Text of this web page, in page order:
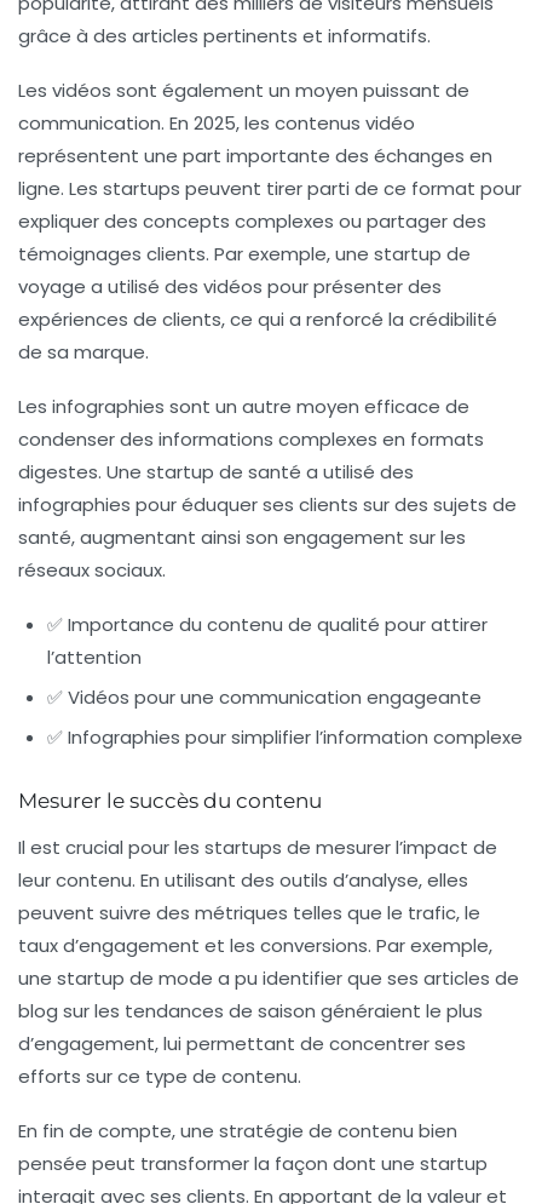
grâce à des articles pertinents et informatifs.
Les vidéos sont également un moyen puissant de
communication. En 2025, les contenus vidéo
représentent une part importante des échanges en
ligne. Les startups peuvent tirer parti de ce format pour
expliquer des concepts complexes ou partager des
témoignages clients. Par exemple, une startup de
voyage a utilisé des vidéos pour présenter des
expériences de clients, ce qui a renforcé la crédibilité
de sa marque.
Les infographies sont un autre moyen efficace de
condenser des informations complexes en formats
digestes. Une startup de santé a utilisé des
infographies pour éduquer ses clients sur des sujets de
santé, augmentant ainsi son engagement sur les
réseaux sociaux.
✅ Importance du contenu de qualité pour attirer
l’attention
✅ Vidéos pour une communication engageante
✅ Infographies pour simplifier l’information complexe
Mesurer le succès du contenu
Il est crucial pour les startups de mesurer l’impact de
leur contenu. En utilisant des outils d’analyse, elles
peuvent suivre des métriques telles que le trafic, le
taux d’engagement et les conversions. Par exemple,
une startup de mode a pu identifier que ses articles de
blog sur les tendances de saison généraient le plus
d’engagement, lui permettant de concentrer ses
efforts sur ce type de contenu.
En fin de compte, une stratégie de contenu bien
pensée peut transformer la façon dont une startup
interagit avec ses clients. En apportant de la valeur et